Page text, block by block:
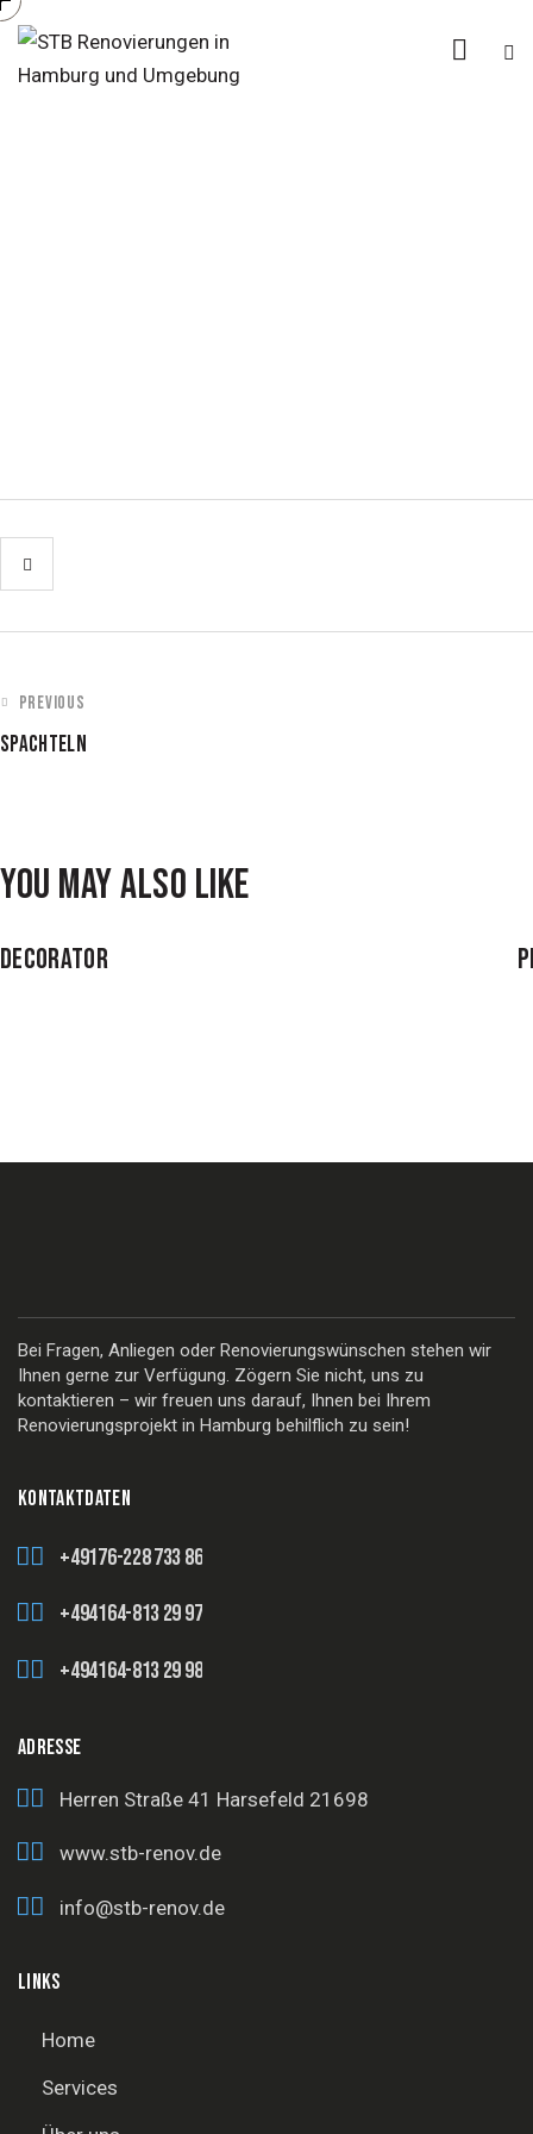
PREVIOUS
SPACHTELN
YOU MAY ALSO LIKE
DECORATOR
Bei Fragen, Anliegen oder Renovierungswünschen stehen wir
Ihnen gerne zur Verfügung. Zögern Sie nicht, uns zu
kontaktieren – wir freuen uns darauf, Ihnen bei Ihrem
Renovierungsprojekt in Hamburg behilflich zu sein!
KONTAKTDATEN
+49176-228 733 86
+494164-813 29 97
+494164-813 29 98
ADRESSE
Herren Straße 41 Harsefeld 21698
www.stb-renov.de
info@stb-renov.de
LINKS
Home
Services